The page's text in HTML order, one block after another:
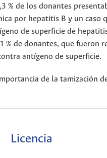
% de los donantes
por hepatitis B y un caso
de superficie de
% de donantes, que fueron
antígeno de superficie.
de la tamización
Licencia